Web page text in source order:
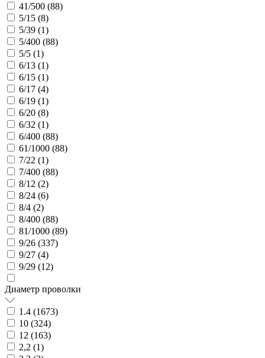
41/500 (88)
5/15 (8)
5/39 (1)
5/400 (88)
5/5 (1)
6/13 (1)
6/15 (1)
6/17 (4)
6/19 (1)
6/20 (8)
6/32 (1)
6/400 (88)
61/1000 (88)
7/22 (1)
7/400 (88)
8/12 (2)
8/24 (6)
8/4 (2)
8/400 (88)
81/1000 (89)
9/26 (337)
9/27 (4)
9/29 (12)
Диаметр проволки
1.4 (1673)
10 (324)
12 (163)
2,2 (1)